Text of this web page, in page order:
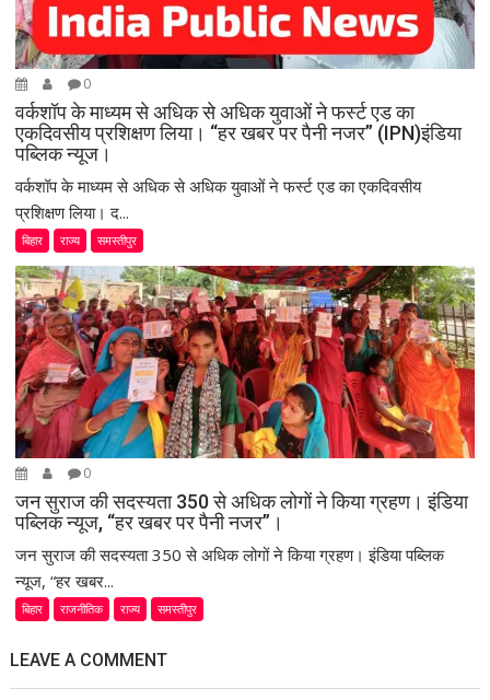
0
वर्कशॉप के माध्यम से अधिक से अधिक युवाओं ने फर्स्ट एड का
एकदिवसीय प्रशिक्षण लिया। “हर खबर पर पैनी नजर” (IPN)इंडिया
पब्लिक न्यूज।
वर्कशॉप के माध्यम से अधिक से अधिक युवाओं ने फर्स्ट एड का एकदिवसीय
प्रशिक्षण लिया। द...
बिहार राज्य समस्तीपुर
0
जन सुराज की सदस्यता 350 से अधिक लोगों ने किया ग्रहण। इंडिया
पब्लिक न्यूज, “हर खबर पर पैनी नजर”।
जन सुराज की सदस्यता 350 से अधिक लोगों ने किया ग्रहण। इंडिया पब्लिक
न्यूज, “हर खबर...
बिहार राजनीतिक राज्य समस्तीपुर
LEAVE A COMMENT